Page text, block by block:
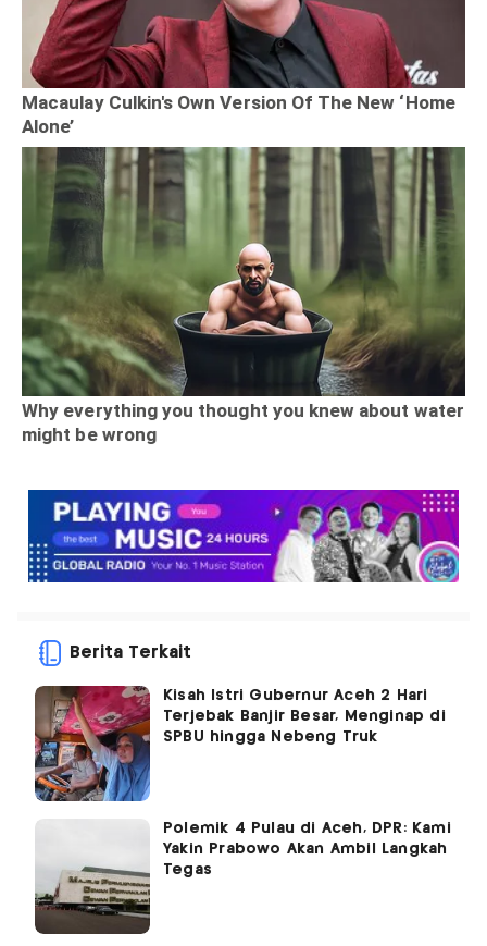
Berita Terkait
Kisah Istri Gubernur Aceh 2 Hari
Terjebak Banjir Besar, Menginap di
SPBU hingga Nebeng Truk
Polemik 4 Pulau di Aceh, DPR: Kami
Yakin Prabowo Akan Ambil Langkah
Tegas